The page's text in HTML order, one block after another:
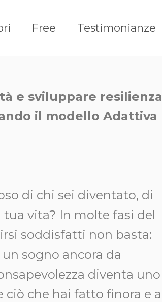
Free Testimonianze
e sviluppare resilienza
il modello Adattiva
di chi sei diventato, di
vita? In molte fasi del
soddisfatti non basta:
sogno ancora da
diventa uno
che hai fatto finora e a